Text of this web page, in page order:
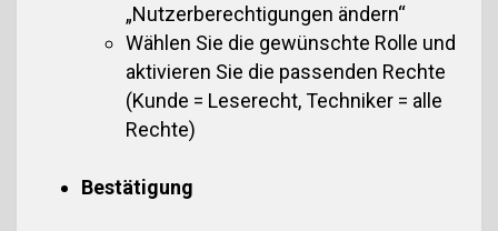
„Nutzerberechtigungen ändern“
Wählen Sie die gewünschte Rolle und
aktivieren Sie die passenden Rechte
(Kunde = Leserecht, Techniker = alle
Rechte)
Bestätigung